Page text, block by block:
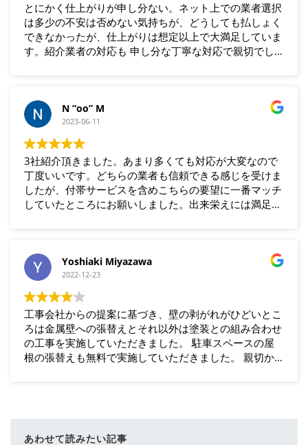
とにかく仕上がりが申し分ない。ネット上での業者選択
は多少の不安は否めない気持ちが、どうしても払しょく
できなかったが、仕上がりは想定以上で大満足していま
す。紹介業者の対応も 申し分な丁寧な対応で親切でし
N “oo” M
2023-06-11
3社紹介頂きました。あまり多くても対応が大変なので
丁度いいです。どちらの業者も信頼できる感じを受けま
したが、付帯サービスを含めこちらの要望に一番マッチ
していたところにお願いしました。出来栄えには満足し
Yoshiaki Miyazawa
2022-12-23
工事会社からの提案に基づき、壁の剥がれがひどいとこ
ろは金属壁への張替えとそれ以外は塗装との組み合わせ
の工事を実施していただきました。 駐車スペースの屋
根の張替えも無料で実施していただきました。 親切か
あわせて読みたい記事